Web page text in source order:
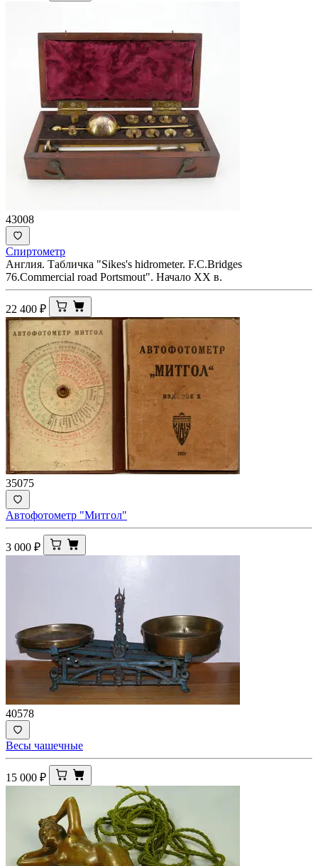
43008
Спиртометр
Англия. Табличка "Sikes's hidrometer. F.C.Bridges
76.Commercial road Portsmout". Начало XX в.
22 400 ₽
35075
Автофотометр "Митгол"
3 000 ₽
40578
Весы чашечные
15 000 ₽